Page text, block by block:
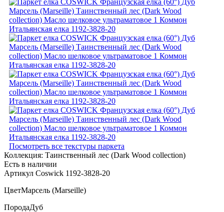
Посмотреть все текстуры паркета
Коллекция: Таинственный лес (Dark Wood collection)
Есть в наличии
Артикул Coswick 1192-3828-20
ЦветМарсель (Marseille)
ПородаДуб